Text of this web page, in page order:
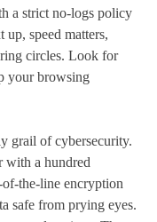
a strict no-logs policy
speed matters,
circles. Look for
your browsing
grail of cybersecurity.
a hundred
the-line encryption
safe from prying eyes.